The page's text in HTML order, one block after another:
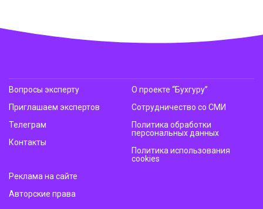
Вопросы эксперту
Приглашаем экспертов
Телеграм
Контакты
О проекте “Бухгуру”
Сотрудничество со СМИ
Политика обработки
персональных данных
Политика использования
cookies
Реклама на сайте
Авторские права